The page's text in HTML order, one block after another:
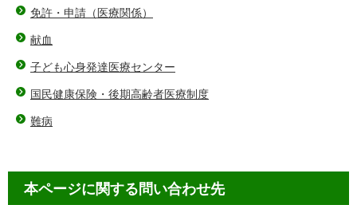
免許・申請（医療関係）
献血
子ども心身発達医療センター
国民健康保険・後期高齢者医療制度
難病
本ページに関する問い合わせ先